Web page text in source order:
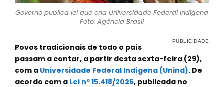
Governo publica lei que cria Universidade Federal Indígena
Foto: Agência Brasil
Povos tradicionais de todo o país
passam a contar, a partir desta sexta-feira (29),
com a Universidade Federal Indígena (Unind). De
acordo com a Lei nº 15.418/2026, publicada no